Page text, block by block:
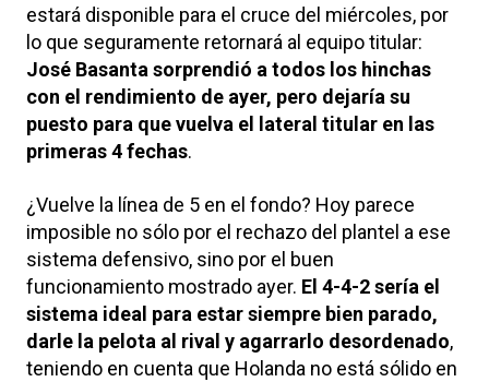
estará disponible para el cruce del miércoles, por
lo que seguramente retornará al equipo titular:
José Basanta sorprendió a todos los hinchas
con el rendimiento de ayer, pero dejaría su
puesto para que vuelva el lateral titular en las
primeras 4 fechas.
¿Vuelve la línea de 5 en el fondo? Hoy parece
imposible no sólo por el rechazo del plantel a ese
sistema defensivo, sino por el buen
funcionamiento mostrado ayer. El 4-4-2 sería el
sistema ideal para estar siempre bien parado,
darle la pelota al rival y agarrarlo desordenado,
teniendo en cuenta que Holanda no está sólido en